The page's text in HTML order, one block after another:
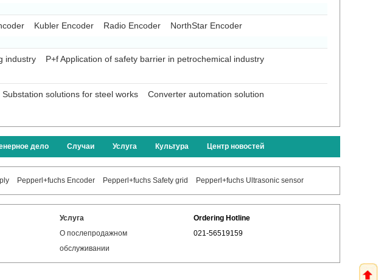
Kubler Encoder Radio Encoder NorthStar Encoder
industry
P+f Application of safety barrier in petrochemical industry
Substation solutions for steel works
Converter automation solution
дело Случаи Услуга Культура Центр новостей
Pepperl+fuchs Encoder Pepperl+fuchs Safety grid Pepperl+fuchs Ultrasonic sensor
Услуга
О послепродажном
обслуживании
Ordering Hotline
021-56519159